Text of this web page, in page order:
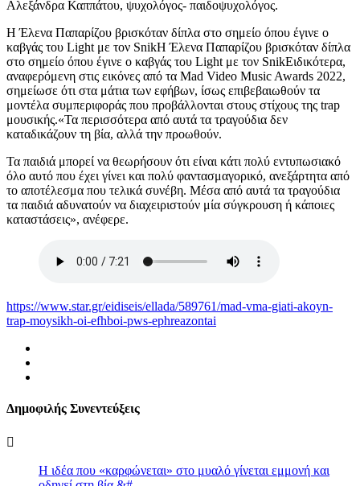
Αλεξάνδρα Καππάτου, ψυχολόγος- παιδοψυχολόγος.
Η Έλενα Παπαρίζου βρισκόταν δίπλα στο σημείο όπου έγινε ο
καβγάς του Light με τον SnikΗ Έλενα Παπαρίζου βρισκόταν δίπλα
στο σημείο όπου έγινε ο καβγάς του Light με τον SnikΕιδικότερα,
αναφερόμενη στις εικόνες από τα Mad Video Music Awards 2022,
σημείωσε ότι στα μάτια των εφήβων, ίσως επιβεβαιωθούν τα
μοντέλα συμπεριφοράς που προβάλλονται στους στίχους της trap
μουσικής.«Τα περισσότερα από αυτά τα τραγούδια δεν
καταδικάζουν τη βία, αλλά την προωθούν.
Τα παιδιά μπορεί να θεωρήσουν ότι είναι κάτι πολύ εντυπωσιακό
όλο αυτό που έχει γίνει και πολύ φαντασμαγορικό, ανεξάρτητα από
το αποτέλεσμα που τελικά συνέβη. Μέσα από αυτά τα τραγούδια
τα παιδιά αδυνατούν να διαχειριστούν μία σύγκρουση ή κάποιες
καταστάσεις», ανέφερε.
https://www.star.gr/eidiseis/ellada/589761/mad-vma-giati-akoyn-
trap-moysikh-oi-efhboi-pws-ephreazontai
Δημοφιλής Συνεντεύξεις
Η ιδέα που «καρφώνεται» στο μυαλό γίνεται εμμονή και